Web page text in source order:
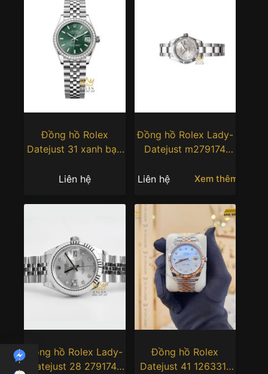
Đồng hồ Rolex
Datejust 31 xanh bạc
278384RBR-0022
Liên hệ
Đồng hồ Rolex Lady-
Datejust m279174
Liên hệ
Xem thêm
Đồng hồ Rolex Lady-
Datejust 28 279174-
Đồng hồ Rolex
Datejust 41 126331-